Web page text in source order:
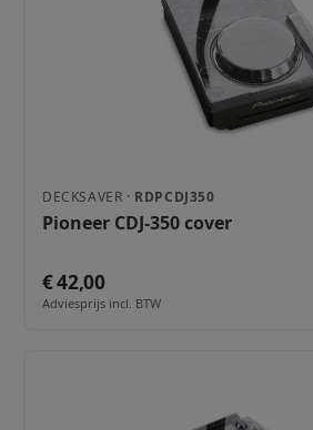
DECKSAVER · RDPCDJ350
Pioneer CDJ-350 cover
€ 42,00
Adviesprijs incl. BTW